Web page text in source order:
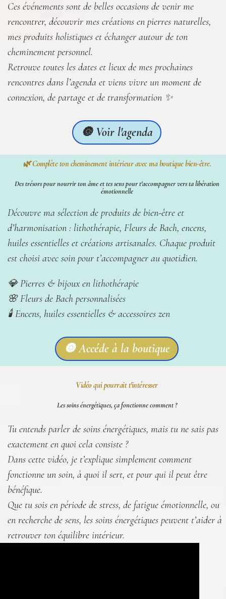
Ces événements sont de belles occasions de venir me
rencontrer, découvrir mes créations en pierres naturelles,
mes produits holistiques et échanger autour de ton
cheminement personnel.
Retrouve toutes les dates et lieux de mes prochaines
rencontres dans l’agenda et viens vivre un moment de
connexion, de partage et de transformation ✨
🔘 Voir l'agenda
🌿 Complète ton cheminement intérieur avec ma boutique bien-être.
Des trésors pour nourrir ton âme et tes sens pour t'accompagner vers ta libération
émotionnelle
Découvre ma sélection de produits de bien-être et
d’harmonisation : lithothérapie, Fleurs de Bach, encens,
huiles essentielles et créations artisanales. Chaque produit
est choisi avec soin pour t’accompagner au quotidien.
💎 Pierres & bijoux en lithothérapie
🌸 Fleurs de Bach personnalisées
🕯️ Encens, huiles essentielles & accessoires zen
🔘 Accéde à la boutique
Vidéo qui pourrait t'intéresser
Les soins énergétiques, ça fonctionne comment ?
Tu entends parler de soins énergétiques, mais tu ne sais pas
exactement en quoi cela consiste ?
Dans cette vidéo, je t’explique simplement comment
fonctionne un soin, à quoi il sert, et pour qui il peut être
bénéfique.
Que tu sois en période de stress, de fatigue émotionnelle, ou
en recherche de sens, les soins énergétiques peuvent t’aider à
retrouver ton équilibre intérieur.